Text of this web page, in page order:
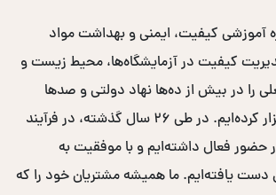
از ۱۰۰۰ دوره آموزشی کیفیت، ایمنی و بهداشت مواد
کیفیت در آزمایشگاه‌ها، محیط زیست و
را در بیش از ده‌ها نهاد دولتی و صدها
سازمان خصوصی برگزار کرده‌ایم. در طی ۲۶ سال گذشته، در فرآیند
حضور فعال داشته‌ایم و با موفقیت به
یافته‌ایم. ما همیشه مشتریان خود را که